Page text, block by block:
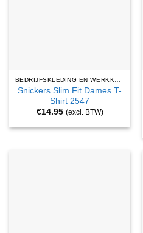
Snickers Slim Fit Dames T-
Shirt 2547
€14.95 (excl. BTW)